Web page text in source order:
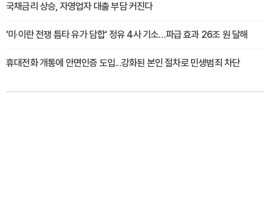
국채금리 상승, 자영업자 대출 부담 커진다
'미·이란 전쟁 틈타 유가 담합' 정유 4사 기소…파급 효과 26조 원 달해
휴대전화 개통에 안면인증 도입...강화된 본인 절차로 민생범죄 차단